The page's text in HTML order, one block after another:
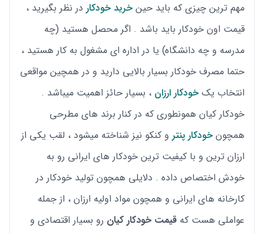
مهم ترین چیزی که باید حین خرید خودکار در نظر بگیرید ،
قیمت اون خودکار باید باشد . اگر محصل هستید (چه
مدرسه و چه دانشگاه) یا در اداره ای مشغول به کار هستید ،
حتما مصرف خودکار بسیار بالایی دارید و در همچین مواقعی
انتخاب یک خودکار ارزان ، بسیار حائز اهمیت میباشد .
خودکار کیان همونطوری که در کنار برند های مطرحی
همچون خودکار پنتر و کنکو نیز شناخته میشود ، لقب یکی از
ارزان ترین و با کیفیت ترین خودکار های ایرانی رو به
خودش اختصاص داده . دلایلی همچون تولید خودکار در
کارخانه های ایرانی و همچون مواد اولیه ارزان ، از جمله
عواملی هست که قیمت خودکار کیان رو بسیار اقتصادی و